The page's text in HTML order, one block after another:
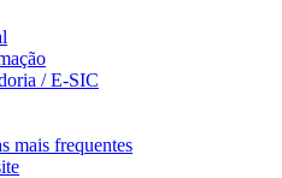
/ E-SIC
mais frequentes